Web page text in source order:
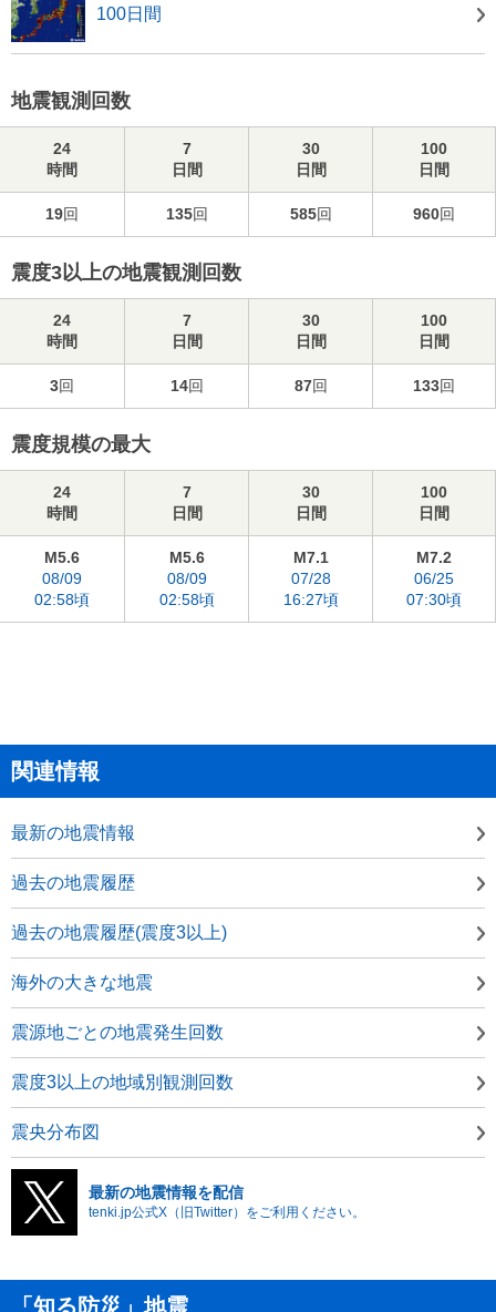
100日間
地震観測回数
24
時間
7
日間
30
日間
100
日間
19回 135回 585回 960回
震度3以上の地震観測回数
24
時間
7
日間
30
日間
100
日間
3回 14回 87回 133回
震度規模の最大
24
時間
7
日間
30
日間
100
日間
M5.6
08/09
02:58頃
M5.6
08/09
02:58頃
M7.1
07/28
16:27頃
M7.2
06/25
07:30頃
関連情報
最新の地震情報
過去の地震履歴
過去の地震履歴(震度3以上)
海外の大きな地震
震源地ごとの地震発生回数
震度3以上の地域別観測回数
震央分布図
最新の地震情報を配信
tenki.jp公式X（旧Twitter）をご利用ください。
「知る防災」地震